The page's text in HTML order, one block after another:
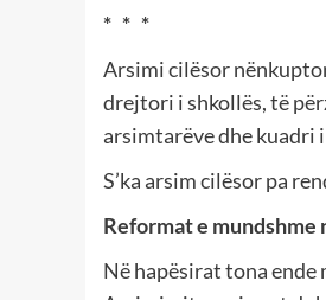
* * *
Arsimi cilësor
drejtori i shkollës, të
arsimtarëve dhe kuadri
S’ka arsim cilësor pa
Reformat e mundshme
Në hapësirat tona ende